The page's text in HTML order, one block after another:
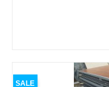
SALE